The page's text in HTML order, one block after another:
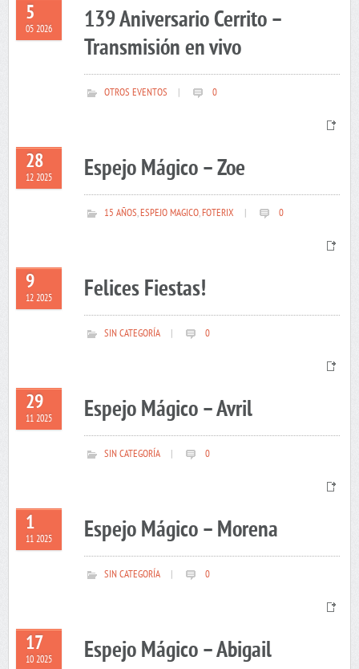
5
05 2026
139 Aniversario Cerrito –
Transmisión en vivo
OTROS EVENTOS 0
28
12 2025 Espejo Mágico – Zoe
15 AÑOS,ESPEJO MAGICO,FOTERIX 0
9
12 2025 Felices Fiestas!
SIN CATEGORÍA 0
29
11 2025 Espejo Mágico – Avril
SIN CATEGORÍA 0
1
11 2025 Espejo Mágico – Morena
SIN CATEGORÍA 0
17
10 2025 Espejo Mágico – Abigail